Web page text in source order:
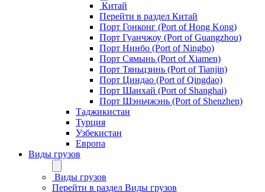
Китай
Перейти в раздел Китай
Порт Гонконг (Port of Hong Kong)
Порт Гуанчжоу (Port of Guangzhou)
Порт Нинбо (Port of Ningbo)
Порт Сямынь (Port of Xiamen)
Порт Тяньцзинь (Port of Tianjin)
Порт Циндао (Port of Qingdao)
Порт Шанхай (Port of Shanghai)
Порт Шэньчжэнь (Port of Shenzhen)
Таджикистан
Турция
Узбекистан
Европа
Виды грузов
Виды грузов
Перейти в раздел Виды грузов